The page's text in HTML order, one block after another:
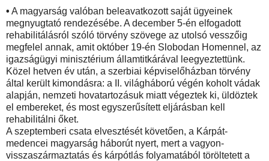
• A magyarság valóban beleavatkozott saját ügyeinek
megnyugtató rendezésébe. A december 5-én elfogadott
rehabilitálásról szóló törvény szövege az utolsó vesszőig
megfelel annak, amit október 19-én Slobodan Homennel, az
igazságügyi minisztérium államtitkárával leegyeztettünk.
Közel hetven év után, a szerbiai képviselőházban törvény
által került kimondásra: a II. világháború végén koholt vádak
alapján, nemzeti hovatartozásuk miatt végeztek ki, üldöztek
el embereket, és most egyszerűsített eljárásban kell
rehabilitálni őket.
A szeptemberi csata elvesztését követően, a Kárpát-
medencei magyarság háborút nyert, mert a vagyon-
visszaszármaztatás és kárpótlás folyamatából töröltetett a